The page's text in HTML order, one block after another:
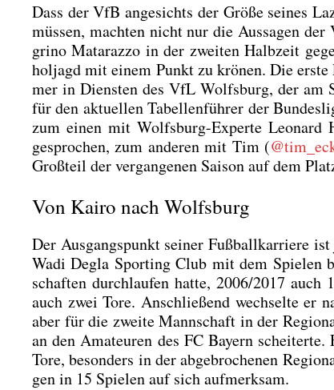
Dass der VfB ange­sichts der Grö­ße sei­nes
müs­sen, mach­ten nicht nur die Aus­sa­gen
gri­no Mat­a­raz­zo in der zwei­ten Halb­zeit
hol­jagd mit einem Punkt zu krö­nen. Die
mer in Diens­ten des VfL Wolfs­burg, der
für den aktu­el­len Tabel­len­füh­rer der
zum einen mit Wolfs­burg-Exper­te Leo­nard
gespro­chen, zum ande­ren mit Tim (
Groß­teil der ver­gan­ge­nen Sai­son auf dem
Von Kairo nach Wolfsburg
Der Aus­gangs­punkt sei­ner Fuß­ball­kar­rie­re
Wadi Degla Sport­ing Club mit dem Spie­len
schaf­ten durch­lau­fen hat­te, 2006/2017
auch zwei Tore. Anschlie­ßend wech­sel­te er
aber für die zwei­te Mann­schaft in der
an den Ama­teu­ren des FC Bay­ern
Tore, beson­ders in der abge­bro­che­nen
gen in 15 Spie­len auf sich auf­merk­sam.